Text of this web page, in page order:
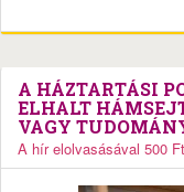
A HÁZTARTÁSI
ELHALT
VAGY
A hír elolvasásával 500